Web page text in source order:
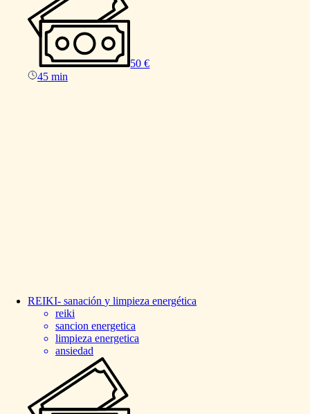
50 €
45 min
REIKI- sanación y limpieza energética
reiki
sancion energetica
limpieza energetica
ansiedad